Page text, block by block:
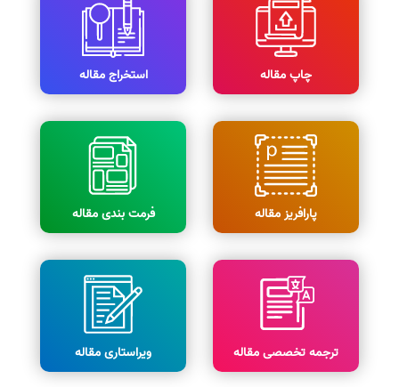
چاپ مقاله استخراج مقاله
پارافریز مقاله فرمت بندی مقاله
ترجمه تخصصی مقاله ویراستاری مقاله